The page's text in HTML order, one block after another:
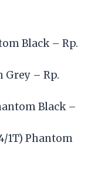
Black – Rp.
Grey – Rp.
Black –
1T) Phantom